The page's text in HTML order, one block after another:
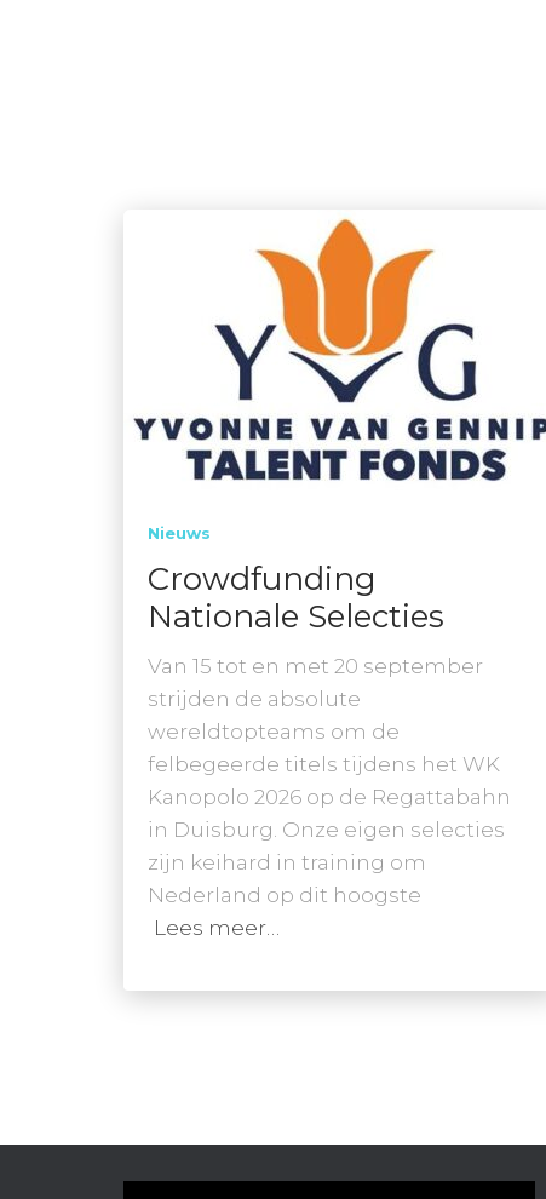
Nieuws
Crowdfunding
Nationale Selecties
Van 15 tot en met 20 september
strijden de absolute
wereldtopteams om de
felbegeerde titels tijdens het WK
Kanopolo 2026 op de Regattabahn
in Duisburg. Onze eigen selecties
zijn keihard in training om
Nederland op dit hoogste
Lees meer…